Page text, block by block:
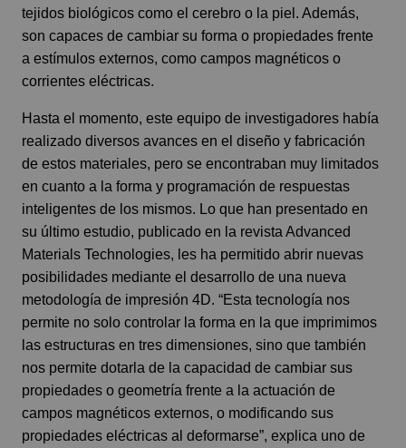
tejidos biológicos como el cerebro o la piel. Además,
son capaces de cambiar su forma o propiedades frente
a estímulos externos, como campos magnéticos o
corrientes eléctricas.
Hasta el momento, este equipo de investigadores había
realizado diversos avances en el diseño y fabricación
de estos materiales, pero se encontraban muy limitados
en cuanto a la forma y programación de respuestas
inteligentes de los mismos. Lo que han presentado en
su último estudio, publicado en la revista Advanced
Materials Technologies, les ha permitido abrir nuevas
posibilidades mediante el desarrollo de una nueva
metodología de impresión 4D. “Esta tecnología nos
permite no solo controlar la forma en la que imprimimos
las estructuras en tres dimensiones, sino que también
nos permite dotarla de la capacidad de cambiar sus
propiedades o geometría frente a la actuación de
campos magnéticos externos, o modificando sus
propiedades eléctricas al deformarse”, explica uno de